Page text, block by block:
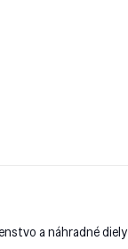
a náhradné diely